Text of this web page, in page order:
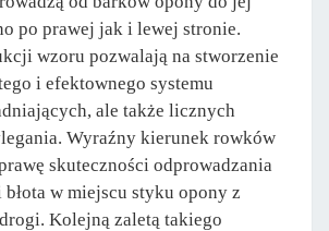
po prawej jak i lewej stronie.
wzoru pozwalają na stworzenie
i efektownego systemu
ale także licznych
Wyraźny kierunek rowków
skuteczności odprowadzania
w miejscu styku opony z
Kolejną zaletą takiego